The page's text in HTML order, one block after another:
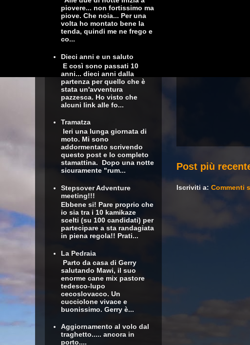
Post più
Iscriviti a: Commenti
piovere... non fortissimo ma
piove. Che noia... Per una
volta ho montato bene la
tenda, quindi me ne frego e
co...
Dieci anni e un saluto
E così sono passati 10
anni... dieci anni dalla
partenza per quello che è
stata un'avventura
pazzesca. Ho visto che
alcuni link alle fo...
Tramatza
Ieri una lunga giornata di
moto. Mi sono
addormentato scrivendo
questo post e lo completo
stamattina. Dopo una notte
sicuramente "rum...
Stepsover Adventure
meeting!!!
Ebbene si! Pare proprio che
io sia tra i 10 kamikaze
scelti (su 100 candidati) per
partecipare a sta randagiata
in piena regola!! Prati...
La Pedraia
Parto da casa di Gerry
salutando Mawi, il suo
enorme cane mix pastore
tedesco-lupo
cecoslovacco. Un
cucciolone vivace e
buonissimo. Gerry è...
Aggiornamento al volo dal
traghetto..... ancora in
porto....